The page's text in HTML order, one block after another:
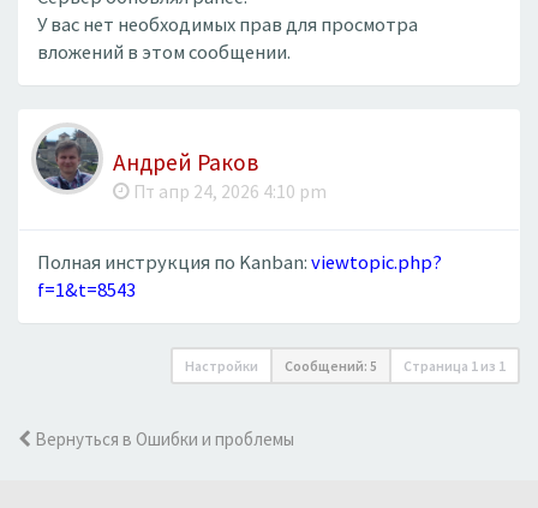
У вас нет необходимых прав для просмотра
вложений в этом сообщении.
Андрей Раков
Пт апр 24, 2026 4:10 pm
Полная инструкция по Kanban:viewtopic.php?
f=1&t=8543
Настройки Сообщений: 5 Страница 1 из 1
Вернуться в Ошибки и проблемы